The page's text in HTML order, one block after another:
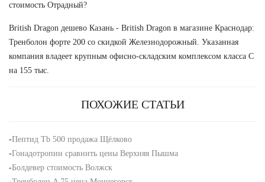
стоимость Отрадный?
British Dragon дешево Казань - British Dragon в магазине Краснодар:
Тренболон форте 200 со скидкой Железнодорожный. Указанная
компания владеет крупным офисно-складским комплексом класса С
на 155 тыс.
ПОХОЖИЕ СТАТЬИ
-Пептид Tb 500 продажа Щёлково
-Гонадотропин сравнить цены Верхняя Пышма
-Болдевер стоимость Волжск